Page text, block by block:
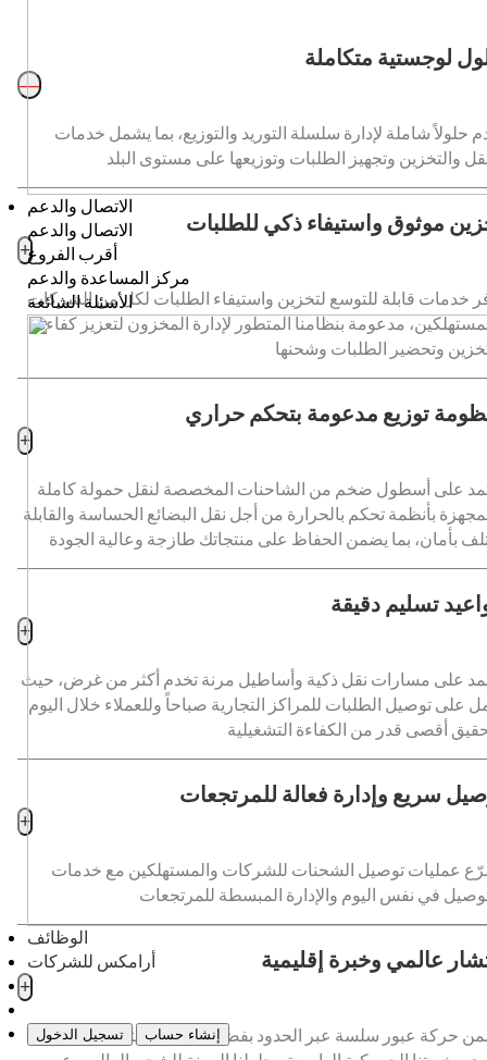
الاتصال والدعم
الاتصال والدعم
أقرب الفروع
مركز المساعدة والدعم
الأسئلة الشائعة
الوظائف
أرامكس للشركات
تسجيل الدخول إنشاء حساب
لوجستية متكاملة
—
حلولاً شاملة لإدارة سلسلة التوريد والتوزيع، بما يشمل خدمات
موثوق واستيفاء ذكي للطلبات
+
خدمات قابلة للتوسع لتخزين واستيفاء الطلبات لكل من الشركات
مدعومة بنظامنا المتطور لإدارة المخزون لتعزيز كفاءة
توزيع مدعومة بتحكم حراري
+
على أسطول ضخم من الشاحنات المخصصة لنقل حمولة كاملة
بأنظمة تحكم بالحرارة من أجل نقل البضائع الحساسة والقابلة
تسليم دقيقة
+
على مسارات نقل ذكية وأساطيل مرنة تخدم أكثر من غرض، حيث
على توصيل الطلبات للمراكز التجارية صباحاً وللعملاء خلال اليوم
سريع وإدارة فعالة للمرتجعات
+
عمليات توصيل الشحنات للشركات والمستهلكين مع خدمات
عالمي وخبرة إقليمية
+
حركة عبور سلسة عبر الحدود بفضل إمكانات بنيتنا التحتية للنقل